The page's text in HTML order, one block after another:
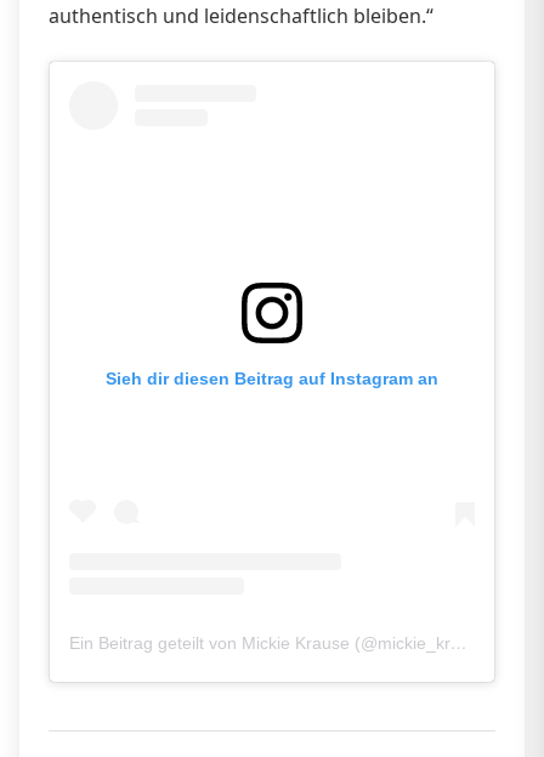
authentisch und leidenschaftlich bleiben.“
Sieh dir diesen Beitrag auf Instagram an
Ein Beitrag geteilt von Mickie Krause (@mickie_krause_official)